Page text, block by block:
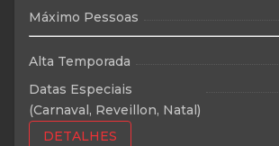
Máximo Pessoas
Alta Temporada
Datas Especiais
(Carnaval, Reveillon, Natal)
DETALHES